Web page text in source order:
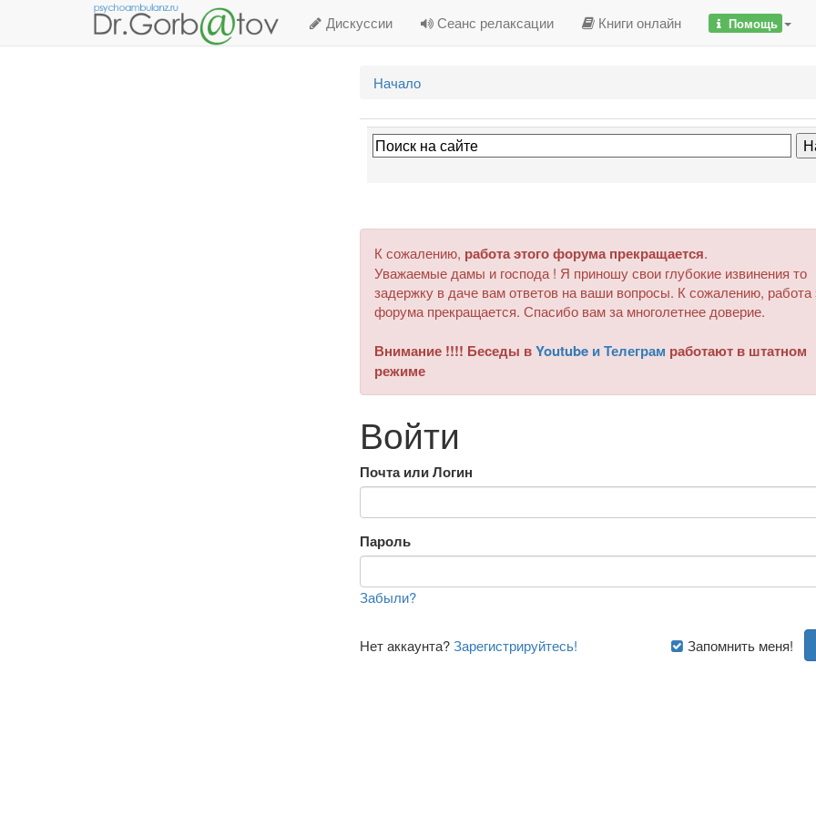
Дискуссии Сеанс релаксации Книги онлайн Помощь
Начало
К сожалению, работа этого форума прекращается.
Уважаемые дамы и господа ! Я приношу свои глубокие извинения то
задержку в даче вам ответов на ваши вопросы. К сожалению, работа
форума прекращается. Спасибо вам за многолетнее доверие.
Внимание !!!! Беседы вYoutube и Телеграм работают в штатном
режиме
Войти
Почта или Логин
Пароль
Забыли?
Запомнить меня!
Нет аккаунта?Зарегистрируйтесь!